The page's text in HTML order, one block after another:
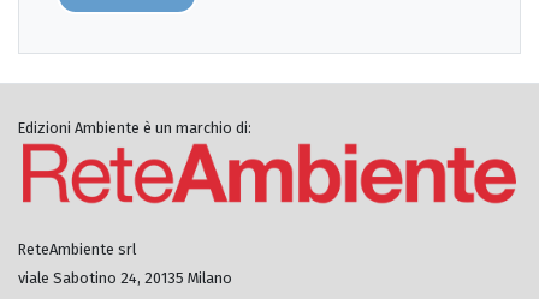
Edizioni Ambiente è un marchio di:
ReteAmbiente srl
viale Sabotino 24, 20135 Milano